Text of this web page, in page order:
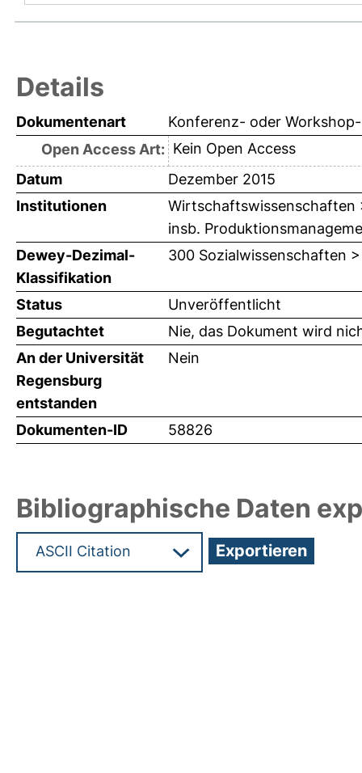
Details
Dokumentenart
Konferenz- oder
Open Access Art: Kein Open Access
Datum
Dezember 2015
Institutionen
Wirtschaftswissenschaften
insb.
Dewey-Dezimal-
Klassifikation
300 Sozialwissenschaften
Status
Unveröffentlicht
Begutachtet
Nie, das Dokument wird
An der Universität
Regensburg
entstanden
Nein
Dokumenten-ID 58826
Bibliographische Daten